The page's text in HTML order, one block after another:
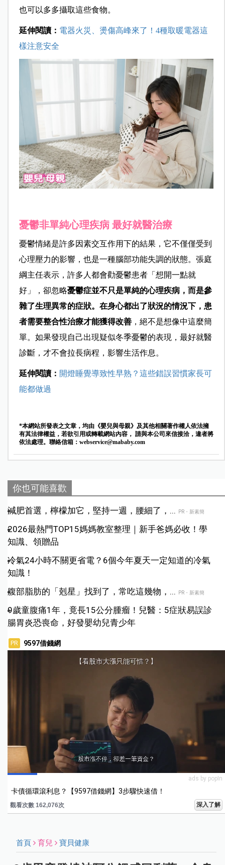
也可以多多攝取這些食物。
延伸閱讀： 電器火災、燙傷高峰來了！4種取暖電器這
樣注意安全
憂鬱非單純心理疾病 最好就醫治療
憂鬱情緒是許多因素交互作用下的結果，它不僅僅受到
心理壓力的影響，也是一種腦部功能失調的狀態。張庭
綱主任表示，許多人都會勸憂鬱患者「想開一點就
好」，卻忽略憂鬱症並不只是單純的心理疾病，而是參
雜了生理異常的症狀。在身心都出了狀況的情況下，患
者需要整合性治療才能獲得改善，絕不是想像中這麼簡
單。如果發現自己出現疑似冬季憂鬱的表現，最好就醫
診斷，才不會拉長病程，影響生活作息。
延伸閱讀： 開燈睡覺導致性早熟？這些錯誤習慣家長可
能都做過
*本網站所發表之文章，均由《嬰兒與母親》及其他相關著作權人依法擁
有其法律權益，若欲引用或轉載網站內容， 請與本公司來信接洽，違者將
依法處理。聯絡信箱： webservice@mababy.com
你也可能喜歡
減肥首選，檸檬加它，堅持一週，腰細了，... PR・新素簡
2026最熱門TOP15媽媽教室整理｜新手爸媽必收！學
知識、領贈品
冷氣24小時不關更省電？6個今年夏天一定知道的冷氣
知識！
腹部脂肪的「剋星」找到了，常吃這幾物，...
PR・新素簡
9歲童腹痛1年，竟長15公分腫瘤！兒醫：5症狀易誤診
腸胃炎恐喪命，好發嬰幼兒青少年
PR 9597借錢網
ads by popIn
卡債循環滾利息？【9597借錢網】3步驟快速借！
觀看次數 162,076次 深入了解
首頁 育兒 寶貝健康